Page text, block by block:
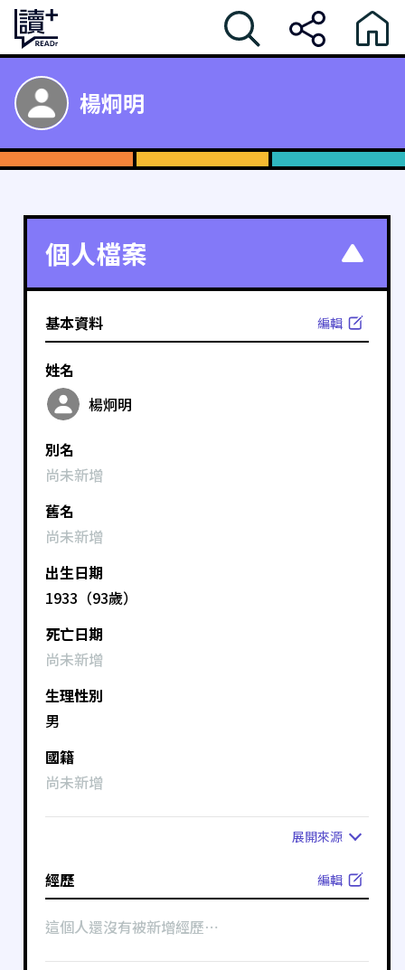
楊炯明
個人檔案
基本資料 編輯
姓名
楊炯明
別名
尚未新增
舊名
尚未新增
出生日期
1933（93歲）
死亡日期
尚未新增
生理性別
男
國籍
尚未新增
展開來源
經歷 編輯
這個人還沒有被新增經歷⋯